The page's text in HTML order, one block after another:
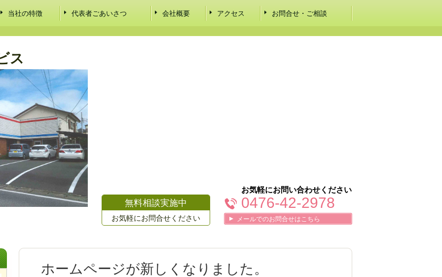
当社の特徴 代表者ごあいさつ 会社概要 アクセス お問合せ・ご相談
ス
無料相談実施中
お気軽にお問合せください
お気軽にお問い合わせください
0476-42-2978
メールでのお問合せはこちら
ホームページが新しくなりました。